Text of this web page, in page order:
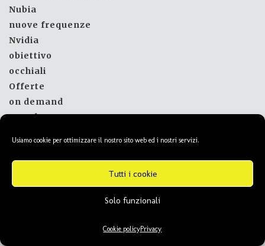
Usiamo cookie per ottimizzare il nostro sito web ed i nostri servizi.
Tutti i cookie
Solo funzionali
Cookie policyPrivacy
Nubia
nuove frequenze
Nvidia
obiettivo
occhiali
Offerte
on demand
OnePlus
orologio